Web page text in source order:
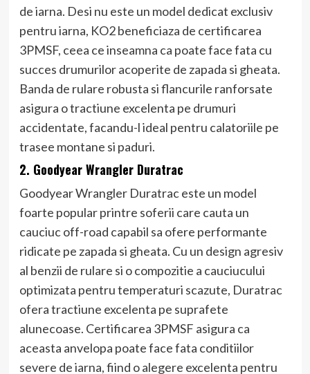
de iarna. Desi nu este un model dedicat exclusiv
pentru iarna, KO2 beneficiaza de certificarea
3PMSF, ceea ce inseamna ca poate face fata cu
succes drumurilor acoperite de zapada si gheata.
Banda de rulare robusta si flancurile ranforsate
asigura o tractiune excelenta pe drumuri
accidentate, facandu-l ideal pentru calatoriile pe
trasee montane si paduri.
2. Goodyear Wrangler Duratrac
Goodyear Wrangler Duratrac este un model
foarte popular printre soferii care cauta un
cauciuc off-road capabil sa ofere performante
ridicate pe zapada si gheata. Cu un design agresiv
al benzii de rulare si o compozitie a cauciucului
optimizata pentru temperaturi scazute, Duratrac
ofera tractiune excelenta pe suprafete
alunecoase. Certificarea 3PMSF asigura ca
aceasta anvelopa poate face fata conditiilor
severe de iarna, fiind o alegere excelenta pentru